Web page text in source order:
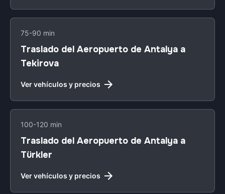
75-90 min
Traslado del Aeropuerto de Antalya a
Tekirova
Ver vehículos y precios
100-120 min
Traslado del Aeropuerto de Antalya a
Türkler
Ver vehículos y precios